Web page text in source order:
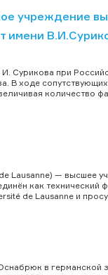
учреждение
имени
Сурикова при
В ходе
количество
Lausanne) — высшее
как технический
de Lausanne и
в германской